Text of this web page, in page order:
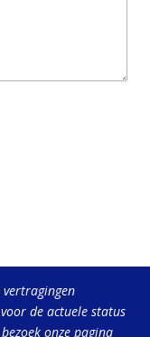
voor de actuele status
onze pagina